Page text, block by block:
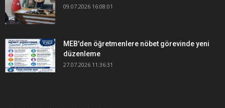
09.07.2026 16:08:01
MEB'den öğretmenlere nöbet görevinde yeni
düzenleme
27.07.2026 11:36:31